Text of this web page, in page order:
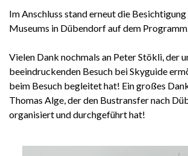
Im Anschluss stand erneut die
Museums in Dübendorf auf dem
Vielen Dank nochmals an Peter Stökli, der
beeindruckenden Besuch bei Skyguide
beim Besuch begleitet hat! Ein großes
Thomas Alge, der den Bustransfer nach
organisiert und durchgeführt hat!